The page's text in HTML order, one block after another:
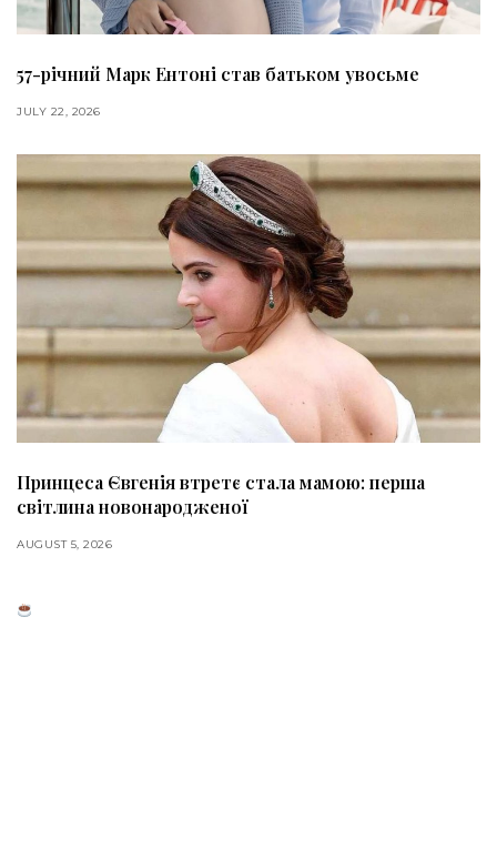
57-річний Марк Ентоні став батьком увосьме
JULY 22, 2026
Принцеса Євгенія втретє стала мамою: перша
світлина новонародженої
AUGUST 5, 2026